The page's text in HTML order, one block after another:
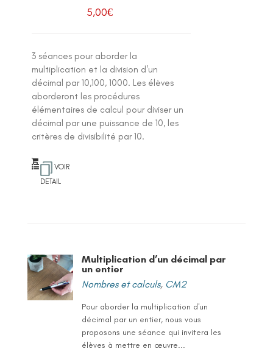
5,00€
3 séances pour aborder la
multiplication et la division d'un
décimal par 10,100, 1000. Les élèves
aborderont les procédures
élémentaires de calcul pour diviser un
décimal par une puissance de 10, les
critères de divisibilité par 10.
VOIR
DETAIL
Multiplication d’un décimal par
un entier
Nombres et calculs, CM2
Pour aborder la multiplication d'un
décimal par un entier, nous vous
proposons une séance qui invitera les
élèves à mettre en œuvre...